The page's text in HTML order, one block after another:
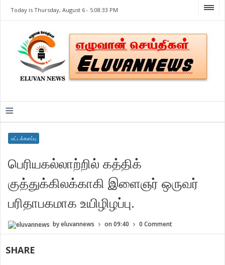
Today is Thursday, August 6 - 5:08:33 PM
≡
மட்டக்களப்பு
பெரியகல்லாற்றில் கத்திக்
குத்துக்கிலக்காகி இளைஞர் ஒருவர்
பரிதாபகமாக உயிழிழப்பு.
byeluvannews on09:40 0 Comment
SHARE